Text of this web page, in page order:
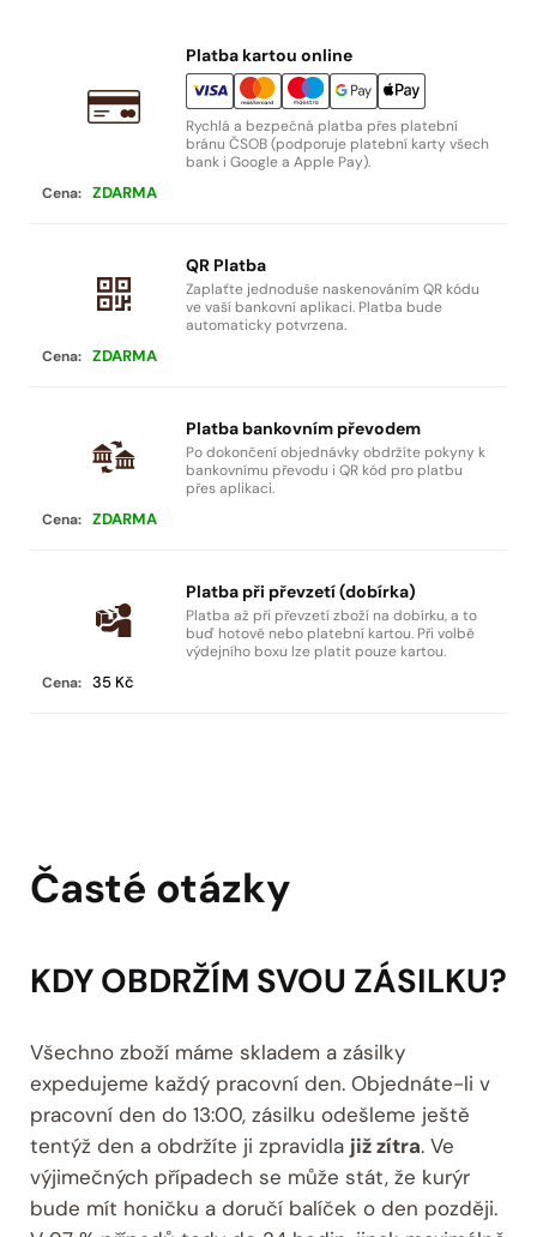
Platba kartou online
Rychlá a bezpečná platba přes platební
bránu ČSOB (podporuje platební karty všech
bank i Google a Apple Pay).
ZDARMA
QR Platba
Zaplaťte jednoduše naskenováním QR kódu
ve vaší bankovní aplikaci. Platba bude
automaticky potvrzena.
ZDARMA
Platba bankovním převodem
Po dokončení objednávky obdržíte pokyny k
bankovnímu převodu i QR kód pro platbu
přes aplikaci.
ZDARMA
Platba při převzetí (dobírka)
Platba až při převzetí zboží na dobírku, a to
buď hotově nebo platební kartou. Při volbě
výdejního boxu lze platit pouze kartou.
35 Kč
Časté otázky
KDY OBDRŽÍM SVOU ZÁSILKU?
Všechno zboží máme skladem a zásilky
expedujeme každý pracovní den. Objednáte-li v
pracovní den do 13:00, zásilku odešleme ještě
tentýž den a obdržíte ji zpravidla již zítra. Ve
výjimečných případech se může stát, že kurýr
bude mít honičku a doručí balíček o den později.